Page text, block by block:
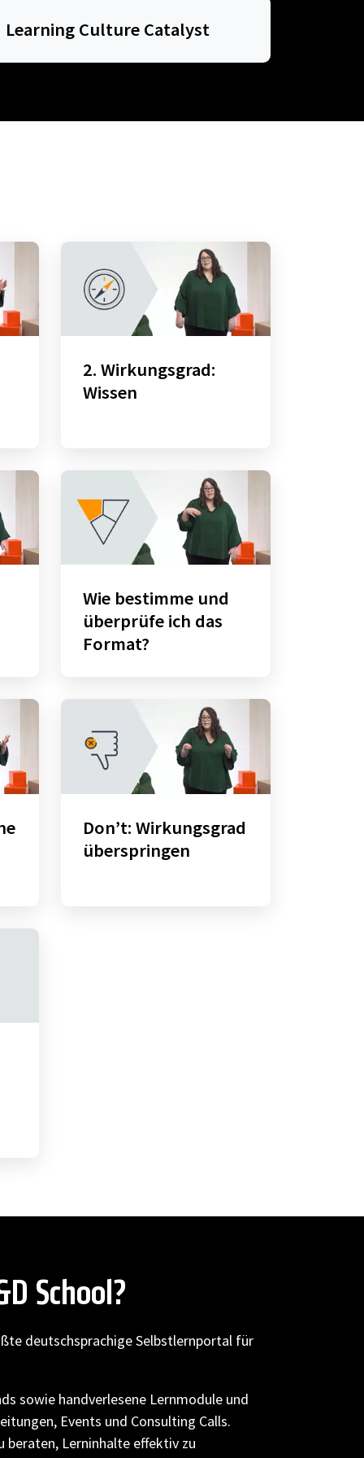
Learning Culture Catalyst
2. Wirkungsgrad:
Wissen
Wie bestimme und
überprüfe ich das
Format?
Don’t: Wirkungsgrad
überspringen
School?
deutschsprachige Selbstlernportal für
sowie handverlesene Lernmodule und
Events und Consulting Calls.
beraten, Lerninhalte effektiv zu